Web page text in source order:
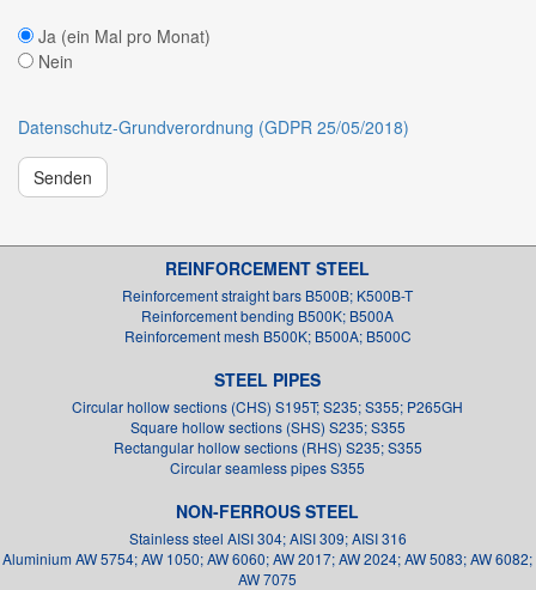
Ja (ein Mal pro Monat)
Nein
Datenschutz-Grundverordnung (GDPR 25/05/2018)
Senden
REINFORCEMENT STEEL
Reinforcement straight bars B500B; K500B-T
Reinforcement bending B500K; B500A
Reinforcement mesh B500K; B500A; B500C
STEEL PIPES
Circular hollow sections (CHS) S195T; S235; S355; P265GH
Square hollow sections (SHS) S235; S355
Rectangular hollow sections (RHS) S235; S355
Circular seamless pipes S355
NON-FERROUS STEEL
Stainless steel AISI 304; AISI 309; AISI 316
Aluminium AW 5754; AW 1050; AW 6060; AW 2017; AW 2024; AW 5083; AW 6082;
AW 7075